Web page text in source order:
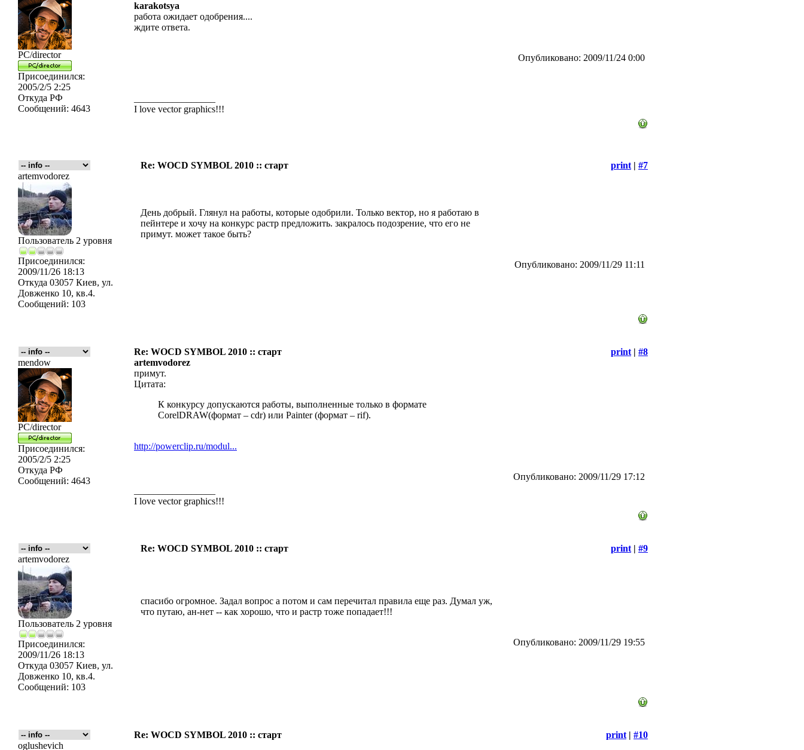
PC/director
Присоединился:
2005/2/5 2:25
Откуда РФ
Сообщений: 4643
karakotsya
работа ожидает одобрения....
ждите ответа.
Опубликовано: 2009/11/24 0:00
I love vector graphics!!!
Re: WOCD SYMBOL 2010 :: старт print | #7
artemvodorez
Пользователь 2 уровня
Присоединился:
2009/11/26 18:13
Откуда 03057 Киев, ул.
Довженко 10, кв.4.
Сообщений: 103
День добрый. Глянул на работы, которые одобрили. Только вектор, но я работаю в
пейнтере и хочу на конкурс растр предложить. закралось подозрение, что его не
примут. может такое быть?
Опубликовано: 2009/11/29 11:11
Re: WOCD SYMBOL 2010 :: старт print | #8
mendow
PC/director
Присоединился:
2005/2/5 2:25
Откуда РФ
Сообщений: 4643
artemvodorez
примут.
Цитата:
К конкурсу допускаются работы, выполненные только в формате
CorelDRAW(формат – cdr) или Painter (формат – rif).
http://powerclip.ru/modul...
Опубликовано: 2009/11/29 17:12
I love vector graphics!!!
Re: WOCD SYMBOL 2010 :: старт print | #9
artemvodorez
Пользователь 2 уровня
Присоединился:
2009/11/26 18:13
Откуда 03057 Киев, ул.
Довженко 10, кв.4.
Сообщений: 103
спасибо огромное. Задал вопрос а потом и сам перечитал правила еще раз. Думал уж,
что путаю, ан-нет -- как хорошо, что и растр тоже попадает!!!
Опубликовано: 2009/11/29 19:55
Re: WOCD SYMBOL 2010 :: старт print | #10
oglushevich